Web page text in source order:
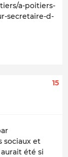
a-poitiers-
secretaire-d-
15
sociaux et
été si